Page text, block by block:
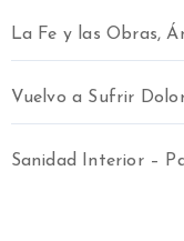
La Fe y las Obras,
Vuelvo a Sufrir
Sanidad Interior –